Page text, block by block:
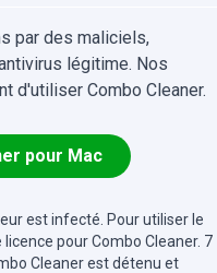
par des maliciels,
légitime. Nos
d'utiliser Combo Cleaner.
pour Mac
est infecté. Pour utiliser le
pour Combo Cleaner. 7
Cleaner est détenu et